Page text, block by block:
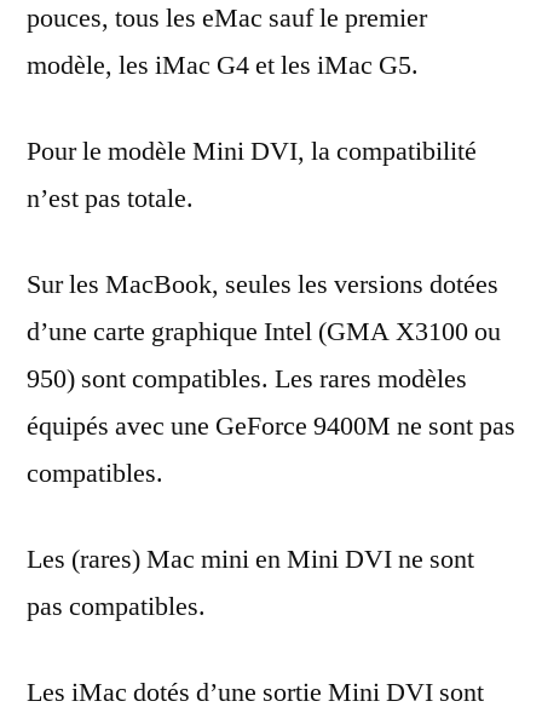
pouces, tous les eMac sauf le premier
modèle, les iMac G4 et les iMac G5.
Pour le modèle Mini DVI, la compatibilité
n’est pas totale.
Sur les MacBook, seules les versions dotées
d’une carte graphique Intel (GMA X3100 ou
950) sont compatibles. Les rares modèles
équipés avec une GeForce 9400M ne sont pas
compatibles.
Les (rares) Mac mini en Mini DVI ne sont
pas compatibles.
Les iMac dotés d’une sortie Mini DVI sont